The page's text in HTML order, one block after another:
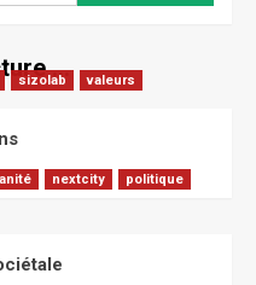
…
sizolab valeurs
nextcity
politique